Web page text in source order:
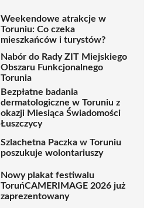
Weekendowe atrakcje w
Toruniu: Co czeka
mieszkańców i turystów?
Nabór do Rady ZIT Miejskiego
Obszaru Funkcjonalnego
Torunia
Bezpłatne badania
dermatologiczne w Toruniu z
okazji Miesiąca Świadomości
Łuszczycy
Szlachetna Paczka w Toruniu
poszukuje wolontariuszy
Nowy plakat festiwalu
ToruńCAMERIMAGE 2026 już
zaprezentowany